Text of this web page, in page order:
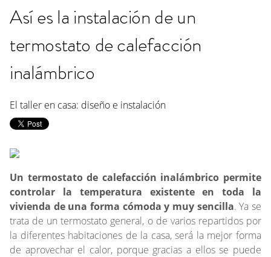
Así es la instalación de un
termostato de calefacción
inalámbrico
El taller en casa: diseño e instalación
Un termostato de calefacción inalámbrico permite
controlar la temperatura existente en toda la
vivienda de una forma cómoda y muy sencilla. Ya se
trata de un termostato general, o de varios repartidos por
la diferentes habitaciones de la casa, será la mejor forma
de aprovechar el calor, porque gracias a ellos se puede